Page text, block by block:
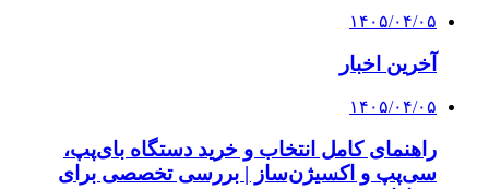
۱۴۰۵/۰۴/۰۵
آخرین اخبار
۱۴۰۵/۰۴/۰۵
راهنمای کامل انتخاب و خرید دستگاه بای‌پپ،
سی‌پپ و اکسیژن‌ساز | بررسی تخصصی برای